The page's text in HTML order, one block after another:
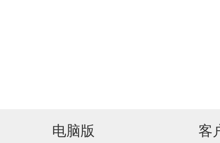
电脑版 客